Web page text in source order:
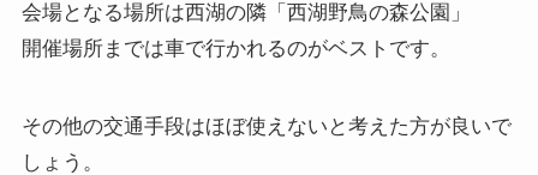
会場となる場所は西湖の隣「西湖野鳥の森公園」
開催場所までは車で行かれるのがベストです。
その他の交通手段はほぼ使えないと考えた方が良いで
しょう。